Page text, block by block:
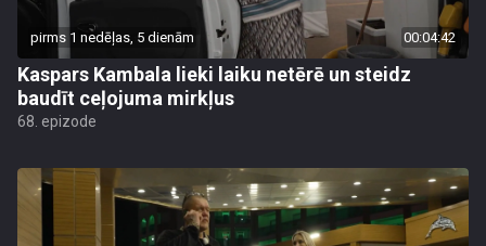
pirms 1 nedēļas, 5 dienām 00:04:42
Kaspars Kambala lieki laiku netērē un steidz
baudīt ceļojuma mirkļus
68. epizode